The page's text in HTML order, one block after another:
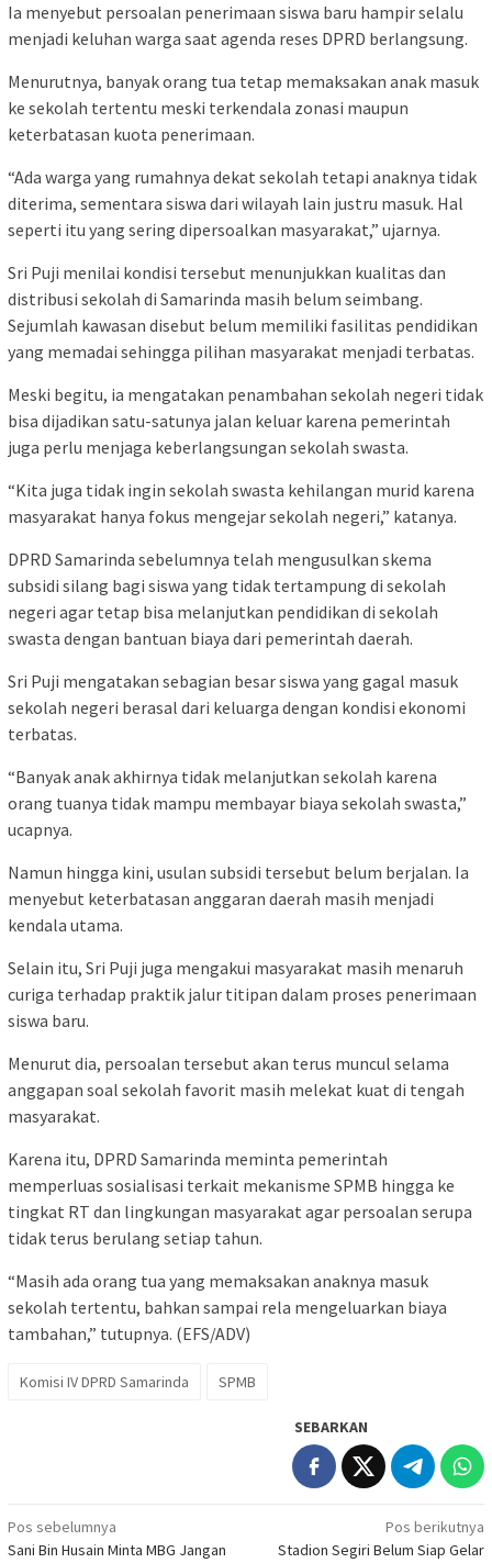
Ia menyebut persoalan penerimaan siswa baru hampir selalu
menjadi keluhan warga saat agenda reses DPRD berlangsung.
Menurutnya, banyak orang tua tetap memaksakan anak masuk
ke sekolah tertentu meski terkendala zonasi maupun
keterbatasan kuota penerimaan.
“Ada warga yang rumahnya dekat sekolah tetapi anaknya tidak
diterima, sementara siswa dari wilayah lain justru masuk. Hal
seperti itu yang sering dipersoalkan masyarakat,” ujarnya.
Sri Puji menilai kondisi tersebut menunjukkan kualitas dan
distribusi sekolah di Samarinda masih belum seimbang.
Sejumlah kawasan disebut belum memiliki fasilitas pendidikan
yang memadai sehingga pilihan masyarakat menjadi terbatas.
Meski begitu, ia mengatakan penambahan sekolah negeri tidak
bisa dijadikan satu-satunya jalan keluar karena pemerintah
juga perlu menjaga keberlangsungan sekolah swasta.
“Kita juga tidak ingin sekolah swasta kehilangan murid karena
masyarakat hanya fokus mengejar sekolah negeri,” katanya.
DPRD Samarinda sebelumnya telah mengusulkan skema
subsidi silang bagi siswa yang tidak tertampung di sekolah
negeri agar tetap bisa melanjutkan pendidikan di sekolah
swasta dengan bantuan biaya dari pemerintah daerah.
Sri Puji mengatakan sebagian besar siswa yang gagal masuk
sekolah negeri berasal dari keluarga dengan kondisi ekonomi
terbatas.
“Banyak anak akhirnya tidak melanjutkan sekolah karena
orang tuanya tidak mampu membayar biaya sekolah swasta,”
ucapnya.
Namun hingga kini, usulan subsidi tersebut belum berjalan. Ia
menyebut keterbatasan anggaran daerah masih menjadi
kendala utama.
Selain itu, Sri Puji juga mengakui masyarakat masih menaruh
curiga terhadap praktik jalur titipan dalam proses penerimaan
siswa baru.
Menurut dia, persoalan tersebut akan terus muncul selama
anggapan soal sekolah favorit masih melekat kuat di tengah
masyarakat.
Karena itu, DPRD Samarinda meminta pemerintah
memperluas sosialisasi terkait mekanisme SPMB hingga ke
tingkat RT dan lingkungan masyarakat agar persoalan serupa
tidak terus berulang setiap tahun.
“Masih ada orang tua yang memaksakan anaknya masuk
sekolah tertentu, bahkan sampai rela mengeluarkan biaya
tambahan,” tutupnya. (EFS/ADV)
Komisi IV DPRD Samarinda SPMB
SEBARKAN
Navigasi
Pos sebelumnya
Sani Bin Husain Minta MBG Jangan
Pos berikutnya
Stadion Segiri Belum Siap Gelar